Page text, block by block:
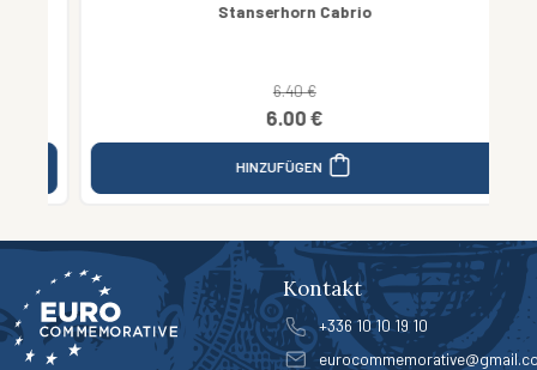
Stanserhorn Cabrio
6.40 €
6.00 €
HINZUFÜGEN
Kontakt
+336 10 10 19 10